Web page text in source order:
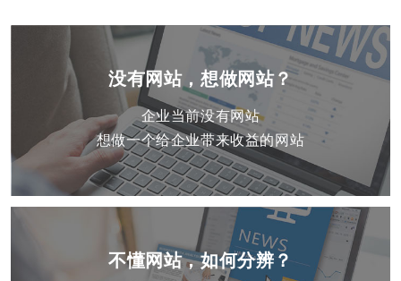
没有网站，想做网站？
企业当前没有网站
想做一个给企业带来收益的网站
不懂网站，如何分辨？